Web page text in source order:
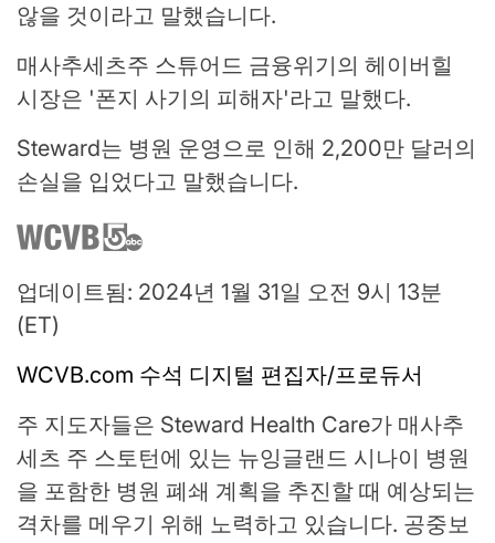
않을 것이라고 말했습니다.
매사추세츠주 스튜어드 금융위기의 헤이버힐
시장은 '폰지 사기의 피해자'라고 말했다.
Steward는 병원 운영으로 인해 2,200만 달러의
손실을 입었다고 말했습니다.
업데이트됨: 2024년 1월 31일 오전 9시 13분
(ET)
WCVB.com 수석 디지털 편집자/프로듀서
주 지도자들은 Steward Health Care가 매사추
세츠 주 스토턴에 있는 뉴잉글랜드 시나이 병원
을 포함한 병원 폐쇄 계획을 추진할 때 예상되는
격차를 메우기 위해 노력하고 있습니다. 공중보